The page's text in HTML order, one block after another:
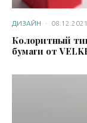
ДИЗАЙН · 08.12.2021
Колоритный
бумаги от